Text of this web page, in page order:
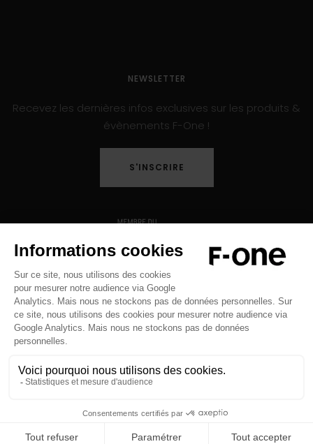
NEWSLETTER
Recevez les dernières infos exclusives sur les produits &
évènements F-One !
S'INSCRIRE
Copyright © 2026 F-ONE - Tous droits réservés -